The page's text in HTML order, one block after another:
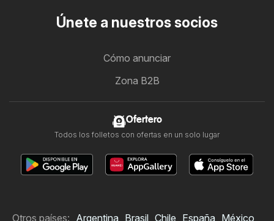
Únete a nuestros socios
Cómo anunciar
Zona B2B
Ofertero
Todos los folletos con ofertas en un solo lugar
Otros países: Argentina Brasil Chile España México